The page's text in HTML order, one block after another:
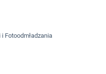
Fotoodmładzania